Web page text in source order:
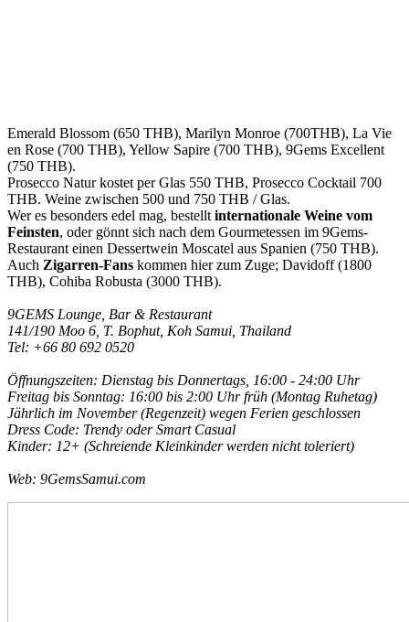
Emerald Blossom (650 THB), Marilyn Monroe (700THB), La Vie
en Rose (700 THB), Yellow Sapire (700 THB), 9Gems Excellent
(750 THB).
Prosecco Natur kostet per Glas 550 THB, Prosecco Cocktail 700
THB. Weine zwischen 500 und 750 THB / Glas.
Wer es besonders edel mag, bestellt internationale Weine vom
Feinsten, oder gönnt sich nach dem Gourmetessen im 9Gems-
Restaurant einen Dessertwein Moscatel aus Spanien (750 THB).
Auch Zigarren-Fans kommen hier zum Zuge; Davidoff (1800
THB), Cohiba Robusta (3000 THB).
9GEMS Lounge, Bar & Restaurant
141/190 Moo 6, T. Bophut, Koh Samui, Thailand
Tel: +66 80 692 0520
Öffnungszeiten: Dienstag bis Donnertags, 16:00 - 24:00 Uhr
Freitag bis Sonntag: 16:00 bis 2:00 Uhr früh (Montag Ruhetag)
Jährlich im November (Regenzeit) wegen Ferien geschlossen
Dress Code: Trendy oder Smart Casual
Kinder: 12+ (Schreiende Kleinkinder werden nicht toleriert)
Web: 9GemsSamui.com